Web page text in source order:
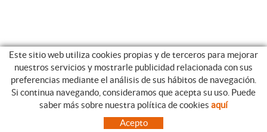
CATEGORIAS GUIA DE COMPRA
CONDICIONES DE COMPRA
PAGO
Este sitio web utiliza cookies propias y de terceros para mejorar
nuestros servicios y mostrarle publicidad relacionada con sus
preferencias mediante el análisis de sus hábitos de navegación.
Si continua navegando, consideramos que acepta su uso. Puede
saber más sobre nuestra política de cookies aquí
Acepto